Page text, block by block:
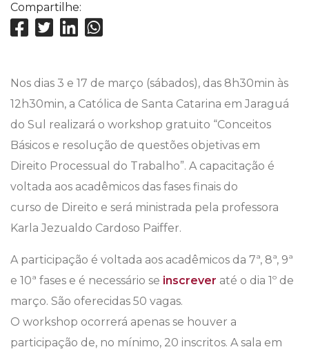
Compartilhe:
Nos dias 3 e 17 de março (sábados), das 8h30min às
12h30min, a Católica de Santa Catarina em Jaraguá
do Sul realizará o workshop gratuito “Conceitos
Básicos e resolução de questões objetivas em
Direito Processual do Trabalho”. A capacitação é
voltada aos acadêmicos das fases finais do
curso de Direito e será ministrada pela professora
Karla Jezualdo Cardoso Paiffer.
A participação é voltada aos acadêmicos da 7ª, 8ª, 9ª
e 10ª fases e é necessário se inscrever até o dia 1º de
março. São oferecidas 50 vagas.
O workshop ocorrerá apenas se houver a
participação de, no mínimo, 20 inscritos. A sala em